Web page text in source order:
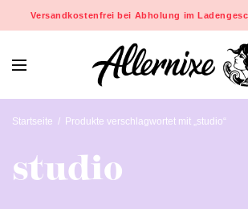
Versandkostenfrei bei Abholung im
Startseite / Produkte verschlagwortet mit „studio“
studio